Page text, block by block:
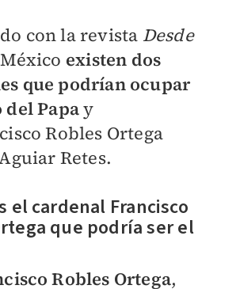
con la revista Desde
existen dos
que podrían ocupar
del Papay
Robles Ortega
Retes.
el cardenal Francisco
que podría ser el
Robles Ortega,